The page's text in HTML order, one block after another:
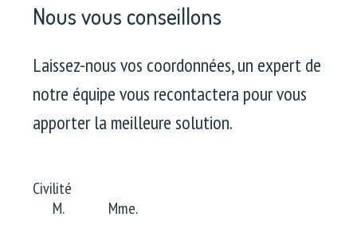
Nous vous conseillons
Laissez-nous vos coordonnées, un expert de
notre équipe vous recontactera pour vous
apporter la meilleure solution.
Civilité
M.
Mme.